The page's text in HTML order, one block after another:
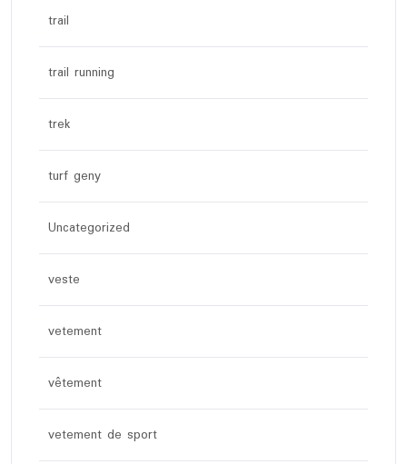
trail
trail running
trek
turf geny
Uncategorized
veste
vetement
vêtement
vetement de sport